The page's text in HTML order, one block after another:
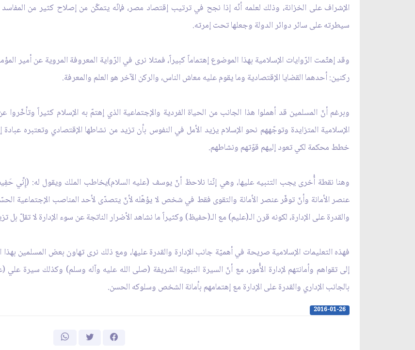
الإشراف على الخزانة، وذلك لعلمه أنّه إذا نجح في ترتيب إقتصاد مصر، فإنّه يتمكّن من إصلاح كثير من المفاسد
سيطرته على سائر دوائر الدولة وجعلها تحت إمرته.
وقد إهتّمت الرّوايات الإسلامية بهذا الموضوع إهتماماً كبيراً، فمثلا نرى في الرّواية المعروفة المروية عن أمير
ركنين: أحدهما القضايا الإقتصادية وما يقوم عليه معاش الناس، والركن الآخر هو العلم والمعرفة.
وبرغم أنّ المسلمين قد أهملوا هذا الجانب من الحياة الفردية والإجتماعية الذي إهتمّ به الإسلام كثيراً
الإسلامية المتزايدة وتوجّههم نحو الإسلام يزيد الأمل في النفوس بأن تزيد من نشاطها الإقتصادي وتعتبره
خطط محكمة لكي تعود إليهم قوّتهم ونشاطهم.
وهنا نقطة أُخرى يجب التنبيه عليها، وهي إنّنا نلاحظ أنّ يوسف (عليه السلام)يخاطب الملك ويقول له: (إِنِّي
عنصر الأمانة وأنّ توفّر عنصر الأمانة والتقوى فقط في شخص لا يؤهّله لأنّ يتصدّى لأحد المناصب الإجتماعية
والقدرة على الإدارة، لكونه قرن الـ(عليم) مع الـ(حفيظ) وكثيراً ما نشاهد الأضرار الناتجة عن سوء الإدارة لا تقلّ بل
فهذه التعليمات الإسلامية صريحة في أهميّة جانب الإدارة والقدرة عليها، ومع ذلك نرى تهاون بعض المسلمين
إلى تقواهم وأمانتهم لإدارة الأُمور، مع أنّ السيرة النبوية الشريفة (صلى الله عليه وآله وسلم) وكذلك سيرة علي
بالجانب الإداري والقدرة على الإدارة مع إهتمامهم بأمانة الشخص وسلوكه الحسن.
2016-01-26